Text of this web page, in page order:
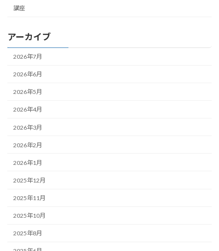
講座
アーカイブ
2026年7月
2026年6月
2026年5月
2026年4月
2026年3月
2026年2月
2026年1月
2025年12月
2025年11月
2025年10月
2025年8月